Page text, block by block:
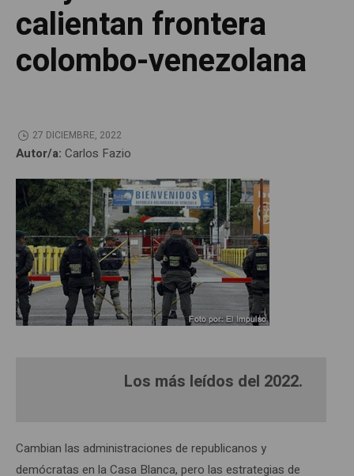
calientan frontera
colombo-venezolana
27 DICIEMBRE, 2022
Autor/a: Carlos Fazio
Los más leídos del 2022.
Cambian las administraciones de republicanos y
demócratas en la Casa Blanca, pero las estrategias de